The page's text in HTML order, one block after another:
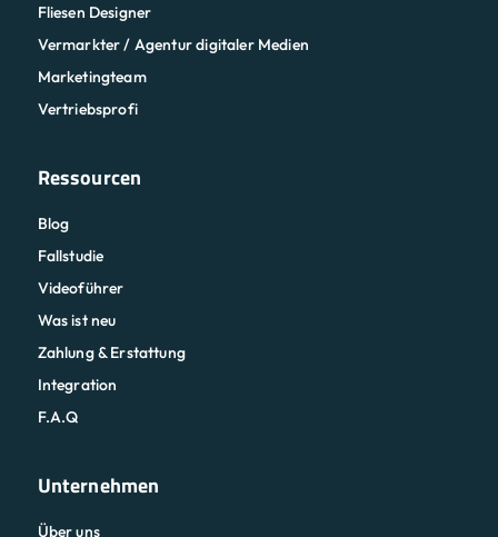
Fliesen Designer
Vermarkter / Agentur digitaler Medien
Marketingteam
Vertriebsprofi
Ressourcen
Blog
Fallstudie
Videoführer
Was ist neu
Zahlung & Erstattung
Integration
F.A.Q
Unternehmen
Über uns